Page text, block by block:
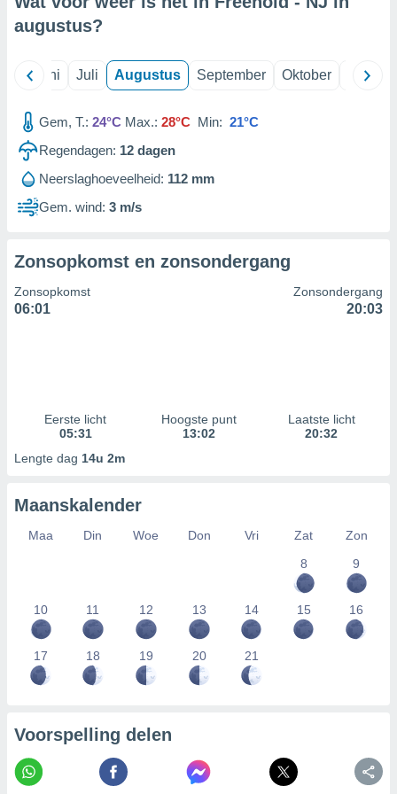
augustus?
Juni Juli Augustus September Oktober
Gem, T.: 24°C Max.: 28°C Min: 21°C
Regendagen: 12 dagen
Neerslaghoeveelheid: 112 mm
Gem. wind: 3 m/s
Zonsopkomst en zonsondergang
Zonsopkomst
06:01
Zonsondergang
20:03
Eerste licht
05:31
Hoogste punt
13:02
Laatste licht
20:32
Lengte dag 14u 2m
Maanskalender
Maa Din Woe Don Vri Zat
Zon
8
9
10 11 12 13 14 15 16
17 18 19 20 21
Voorspelling delen